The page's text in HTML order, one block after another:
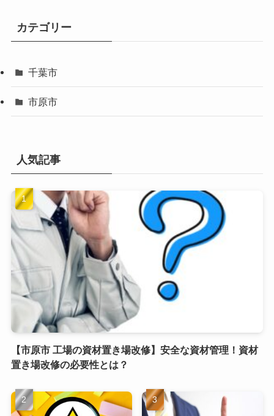
カテゴリー
千葉市
市原市
人気記事
【市原市 工場の資材置き場改修】安全な資材管理！資材
置き場改修の必要性とは？